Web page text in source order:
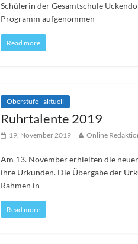
Schülerin der Gesamtschule
Programm aufgenommen
Read more
Oberstufe - aktuell
Ruhrtalente 2019
19. November 2019 Online
Am 13. November erhielten die
ihre Urkunden. Die Übergabe der
Rahmen in
Read more